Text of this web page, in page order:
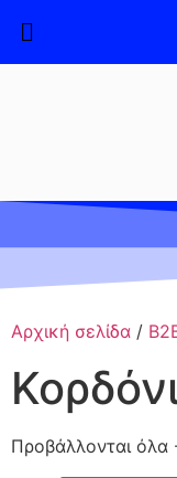
Αρχική σελίδα /
Προβάλλονται